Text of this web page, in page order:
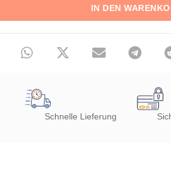
IN DEN
Schnelle Lieferung